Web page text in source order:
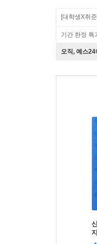
[대학생X취
기간 한정 특
오직, 예스